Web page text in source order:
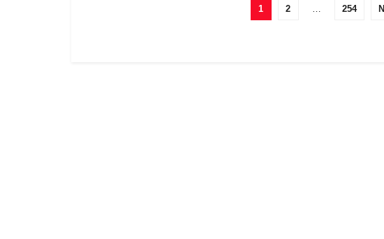
1 2 254